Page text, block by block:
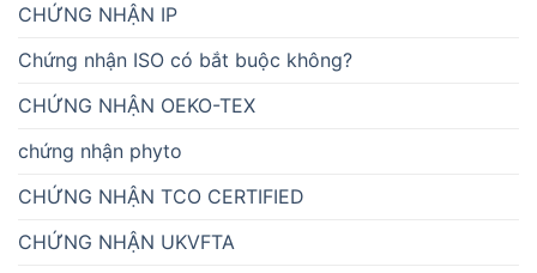
CHỨNG NHẬN IP
Chứng nhận ISO có bắt buộc không?
CHỨNG NHẬN OEKO-TEX
chứng nhận phyto
CHỨNG NHẬN TCO CERTIFIED
CHỨNG NHẬN UKVFTA